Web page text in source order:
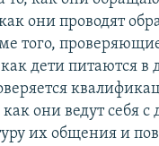
они проводят
того,
дети питаются в
они ведут себя с
их общения и